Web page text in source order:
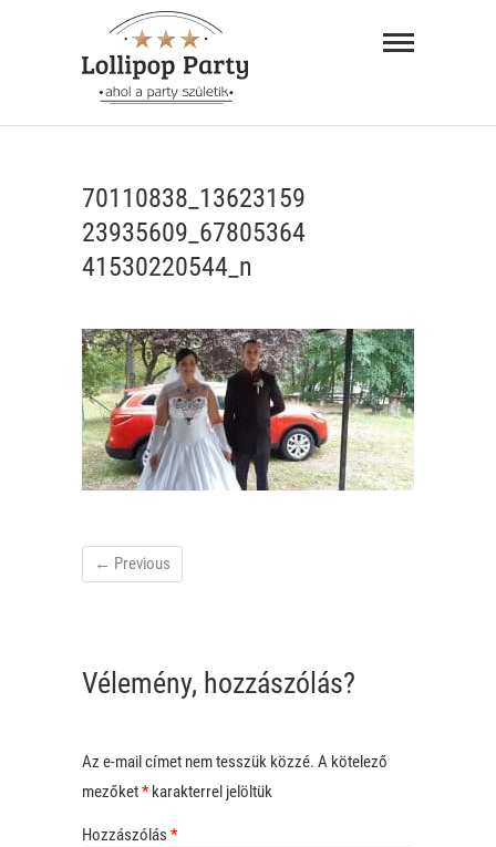
ahol a
születik
"AHOL A PARTY SZÜLETIK"
70110838_13623159
23935609_67805364
41530220544_n
← Previous
Vélemény, hozzászólás?
Az e-mail címet nem tesszük közzé. A kötelező
mezőket*karakterrel jelöltük
Hozzászólás *